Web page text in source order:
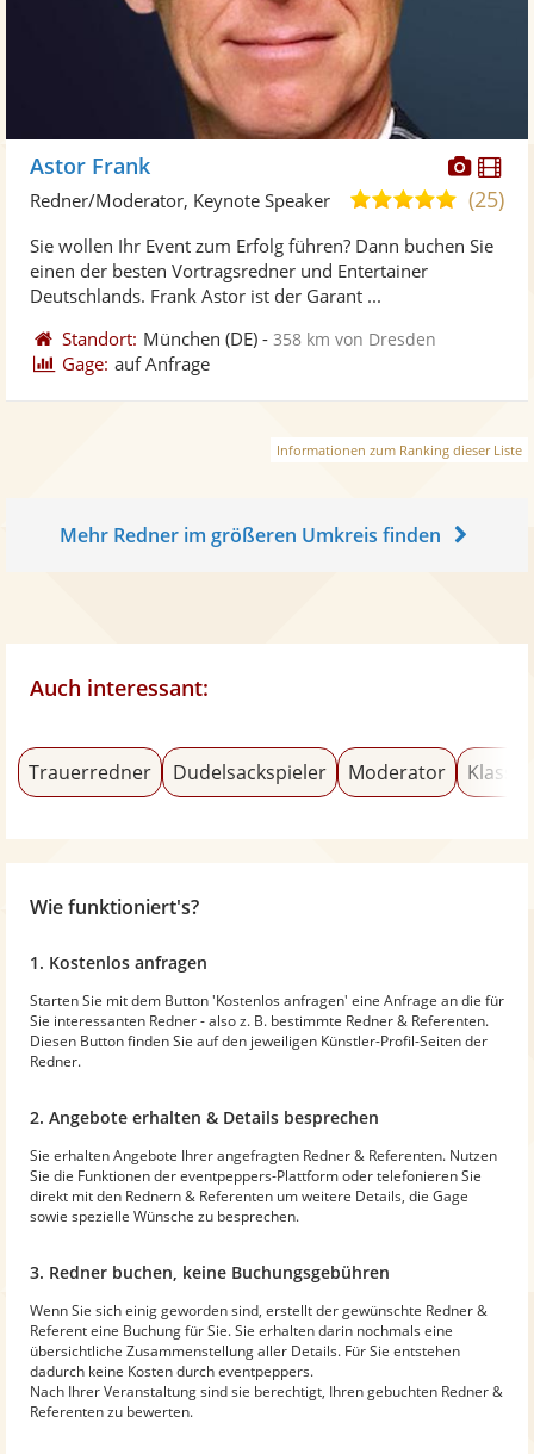
Fotos
Astor Frank
4,9
5
(25)
Redner/Moderator, Keynote Speaker
Sie wollen Ihr Event zum Erfolg führen? Dann buchen Sie
einen der besten Vortragsredner und Entertainer
Deutschlands. Frank Astor ist der Garant ...
Standort: München (DE) -358 km von Dresden
Gage: auf Anfrage
Informationen zum Ranking dieser Liste
Mehr Redner im größeren Umkreis finden
Auch interessant:
Trauerredner Dudelsackspieler Moderator
Wie funktioniert's?
1. Kostenlos anfragen
Starten Sie mit dem Button 'Kostenlos anfragen' eine Anfrage an die für
Sie interessanten Redner - also z. B. bestimmte Redner & Referenten.
Diesen Button finden Sie auf den jeweiligen Künstler-Profil-Seiten der
Redner.
2. Angebote erhalten & Details besprechen
Sie erhalten Angebote Ihrer angefragten Redner & Referenten. Nutzen
Sie die Funktionen der eventpeppers-Plattform oder telefonieren Sie
direkt mit den Rednern & Referenten um weitere Details, die Gage
sowie spezielle Wünsche zu besprechen.
3. Redner buchen, keine Buchungsgebühren
Wenn Sie sich einig geworden sind, erstellt der gewünschte Redner &
Referent eine Buchung für Sie. Sie erhalten darin nochmals eine
übersichtliche Zusammenstellung aller Details. Für Sie entstehen
dadurch keine Kosten durch eventpeppers.
Nach Ihrer Veranstaltung sind sie berechtigt, Ihren gebuchten Redner &
Referenten zu bewerten.